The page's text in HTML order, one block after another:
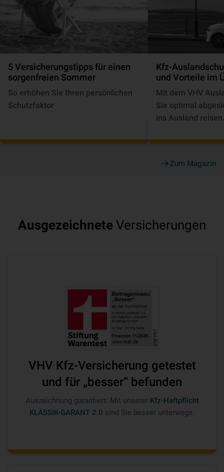
5 Versicherungstipps für einen
sorgenfreien Sommer
So erhöhen Sie Ihren persönlichen
Schutzfaktor
Kfz-
und Vorteile im
Mit dem VHV
Sie optimal
ins Ausland reisen.
Zum Magazin
Ausgezeichnete Versicherungen
VHV Kfz-Versicherung getestet
und für „besser“ befunden
Auszeichnung garantiert: Mit unserer Kfz-Haftpflicht
KLASSIK-GARANT 2.0 sind Sie besser unterwegs.